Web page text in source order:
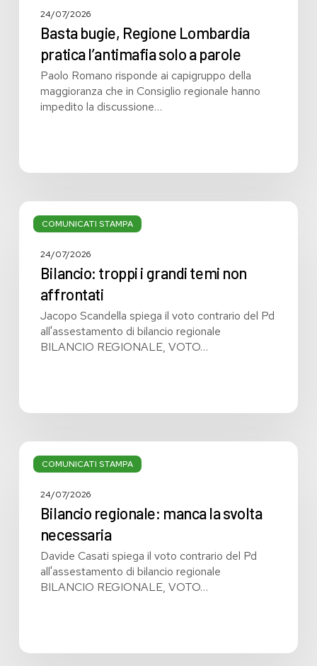
24/07/2026
Basta bugie, Regione Lombardia
pratica l’antimafia solo a parole
Paolo Romano risponde ai capigruppo della
maggioranza che in Consiglio regionale hanno
impedito la discussione…
COMUNICATI STAMPA
Bilancio:
troppi
grandi
affrontati
24/07/2026
Bilancio: troppi i grandi temi non
affrontati
Jacopo Scandella spiega il voto contrario del Pd
all'assestamento di bilancio regionale
BILANCIO REGIONALE, VOTO…
COMUNICATI STAMPA
Bilancio
regionale:
svolta
24/07/2026
Bilancio regionale: manca la svolta
necessaria
Davide Casati spiega il voto contrario del Pd
all'assestamento di bilancio regionale
BILANCIO REGIONALE, VOTO…